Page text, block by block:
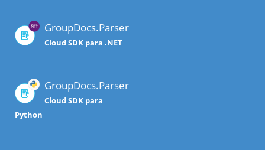
GroupDocs.Parser
Cloud SDK para .NET
GroupDocs.Parser
Cloud SDK para
Python